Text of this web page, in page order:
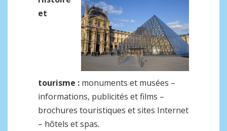
et
tourisme : monuments et musées –
informations, publicités et films –
brochures touristiques et sites Internet
– hôtels et spas.